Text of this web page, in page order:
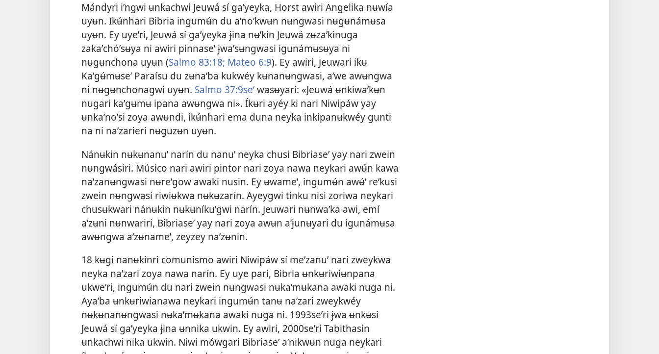
Mándyri iʼngwi ʉnkachwi Jeuwá sí gaʼyeyka, Horst awiri Angelika nʉwía
uyʉn. Ikʉ́nhari Bibria ingumʉ́n du aʼnoʼkwʉn nʉngwasi nʉgʉnámʉsa
uyʉn. Ey uyeʼri, Jeuwá sí gaʼyeyka ɉina nʉʼkin Jeuwá zʉzaʼkinuga
zakaʼchóʼsʉya ni awiri pinnaseʼ ɉwaʼsʉngwasi igunámʉsʉya ni
nʉgʉnchona uyʉn (Salmo 83:18; Mateo 6:9). Ey awiri, Jeuwari ikʉ
Kaʼgʉ́mʉseʼ Paraísu du zʉnaʼba kukwéy kʉnanʉngwasi, aʼwe awʉngwa
ni nʉgʉnchonagwi uyʉn. Salmo 37:9seʼwasʉyari: «Jeuwá ʉnkiwaʼkʉn
nugari kaʼgʉmʉ ipana awʉngwa ni». Íkʉri ayéy ki nari Niwipáw yay
ʉnkaʼnoʼsi zoya awʉndi, ikʉ́nhari ema duna neyka inkipanʉkwéy gunti
na ni naʼzarieri nʉguzʉn uyʉn.
Nánʉkin nʉkʉnanuʼ narín du nanuʼ neyka chusi Bibriaseʼ yay nari zwein
nʉngwásiri. Músico nari awiri pintor nari zoya nawa neykari awʉ́n kawa
naʼzanʉngwasi nʉreʼgow awaki nusin. Ey ʉwameʼ, ingumʉ́n awʉ́ʼ reʼkusi
zwein nʉngwasi riwiʉkwa nʉkʉzarín. Ayeygwi tinku nisi zoriwa neykari
chusʉkwari nánʉkin nʉkʉníkuʼgwi narín. Jeuwari nʉnwaʼka awi, emí
aʼzʉni nʉnwariri, Bibriaseʼ yay nari zoya awʉn aʼɉunʉyari du igunámʉsa
awʉngwa aʼzʉnameʼ, zeyzey naʼzʉnin.
18 kʉgi nanʉkinri comunismo awiri Niwipáw sí meʼzanuʼ nari zweykwa
neyka naʼzari zoya nawa narín. Ey uye pari, Bibria ʉnkʉriwiʉnpana
ukweʼri, ingumʉ́n du nari zwein nʉngwasi nʉkaʼmʉkana awaki nuga ni.
Ayaʼba ʉnkʉriwianawa neykari ingumʉ́n tanʉ naʼzari zweykwéy
nʉkʉnanʉngwasi nʉkaʼmʉkana awaki nuga ni. 1993seʼri ɉwa ʉnkʉsi
Jeuwá sí gaʼyeyka ɉina ʉnnika ukwin. Ey awiri, 2000seʼri Tabithasin
ʉnkachwi nika ukwin. Niwi mówgari Bibriaseʼ aʼnikwʉn nuga neykari